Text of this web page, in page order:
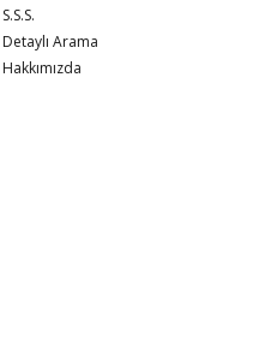
S.S.S.
Detaylı Arama
Hakkımızda